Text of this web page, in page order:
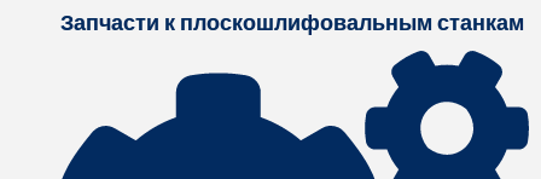
Запчасти к плоскошлифовальным станкам